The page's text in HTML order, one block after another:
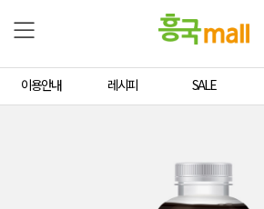
이용안내 레시피 SALE